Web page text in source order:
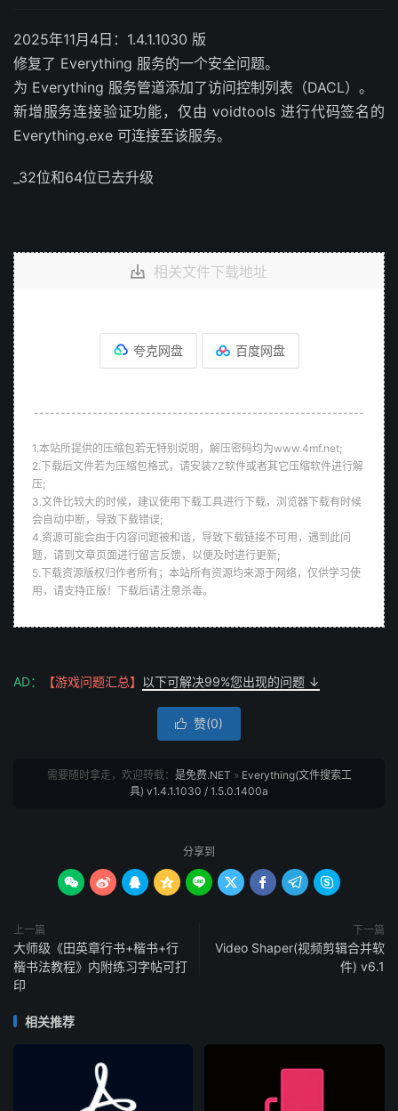
2025年11月4日：1.4.1.1030 版
修复了 Everything 服务的一个安全问题。
为 Everything 服务管道添加了访问控制列表（DACL）。
新增服务连接验证功能，仅由 voidtools 进行代码签名的
Everything.exe 可连接至该服务。
_32位和64位已去升级
相关文件下载地址
夸克网盘 百度网盘
--------------------------------------------------------------
1.本站所提供的压缩包若无特别说明，解压密码均为www.4mf.net;
2.下载后文件若为压缩包格式，请安装7Z软件或者其它压缩软件进行解
压;
3.文件比较大的时候，建议使用下载工具进行下载，浏览器下载有时候
会自动中断，导致下载错误;
4.资源可能会由于内容问题被和谐，导致下载链接不可用，遇到此问
题，请到文章页面进行留言反馈，以便及时进行更新;
5.下载资源版权归作者所有；本站所有资源均来源于网络，仅供学习使
用，请支持正版！下载后请注意杀毒。
AD： 【游戏问题汇总】 以下可解决99%您出现的问题 ↓
 赞(0)
需要随时拿走，欢迎转载： 是免费.NET » Everything(文件搜索工
具) v1.4.1.1030 / 1.5.0.1400a
分享到
        
上一篇
大师级《田英章行书+楷书+行
楷书法教程》内附练习字帖可打
印
下一篇
Video Shaper(视频剪辑合并软
件) v6.1
相关推荐